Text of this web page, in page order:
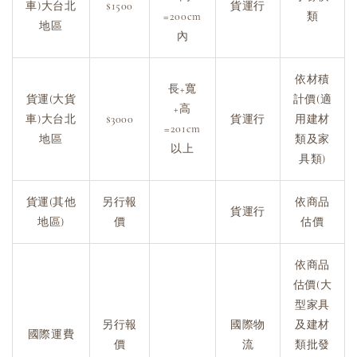
車)大台北
地區
$1500
=200cm
內
貨運行
類
貨運(大貨
車)大台北
地區
$3000
長+寬
+高
=201cm
以上
貨運行
依材積
計價(適
用建材
類及家
具類)
貨運(其他
地區)
另行報
價
貨運行
依商品
估價
國際運費
另行報
價
國際物
流
依商品
估價(大
型家具
及建材
類批發